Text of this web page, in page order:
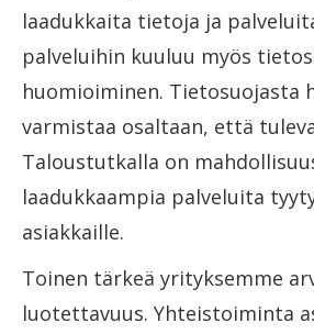
laadukkaita tietoja ja
palveluihin kuuluu myös
huomioiminen. Tietosuojasta
varmistaa osaltaan, että
Taloustutkalla on
laadukkaampia palveluita
asiakkaille.
Toinen tärkeä yrityksemme
luotettavuus. Yhteistoiminta